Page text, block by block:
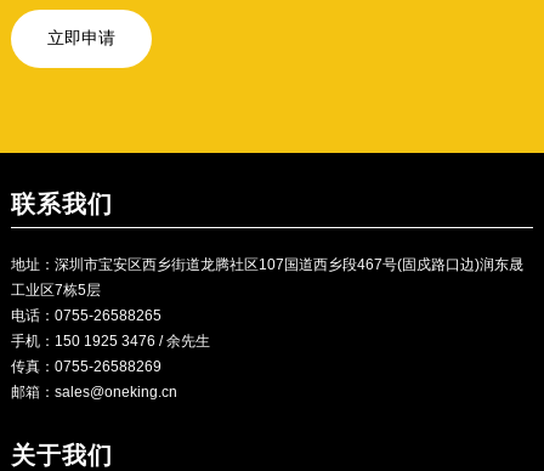
立即申请
联系我们
地址：深圳市宝安区西乡街道龙腾社区107国道西乡段467号(固戍路口边)润东晟
工业区7栋5层
电话：0755-26588265
手机：150 1925 3476 / 余先生
传真：0755-26588269
邮箱： sales@oneking.cn
关于我们